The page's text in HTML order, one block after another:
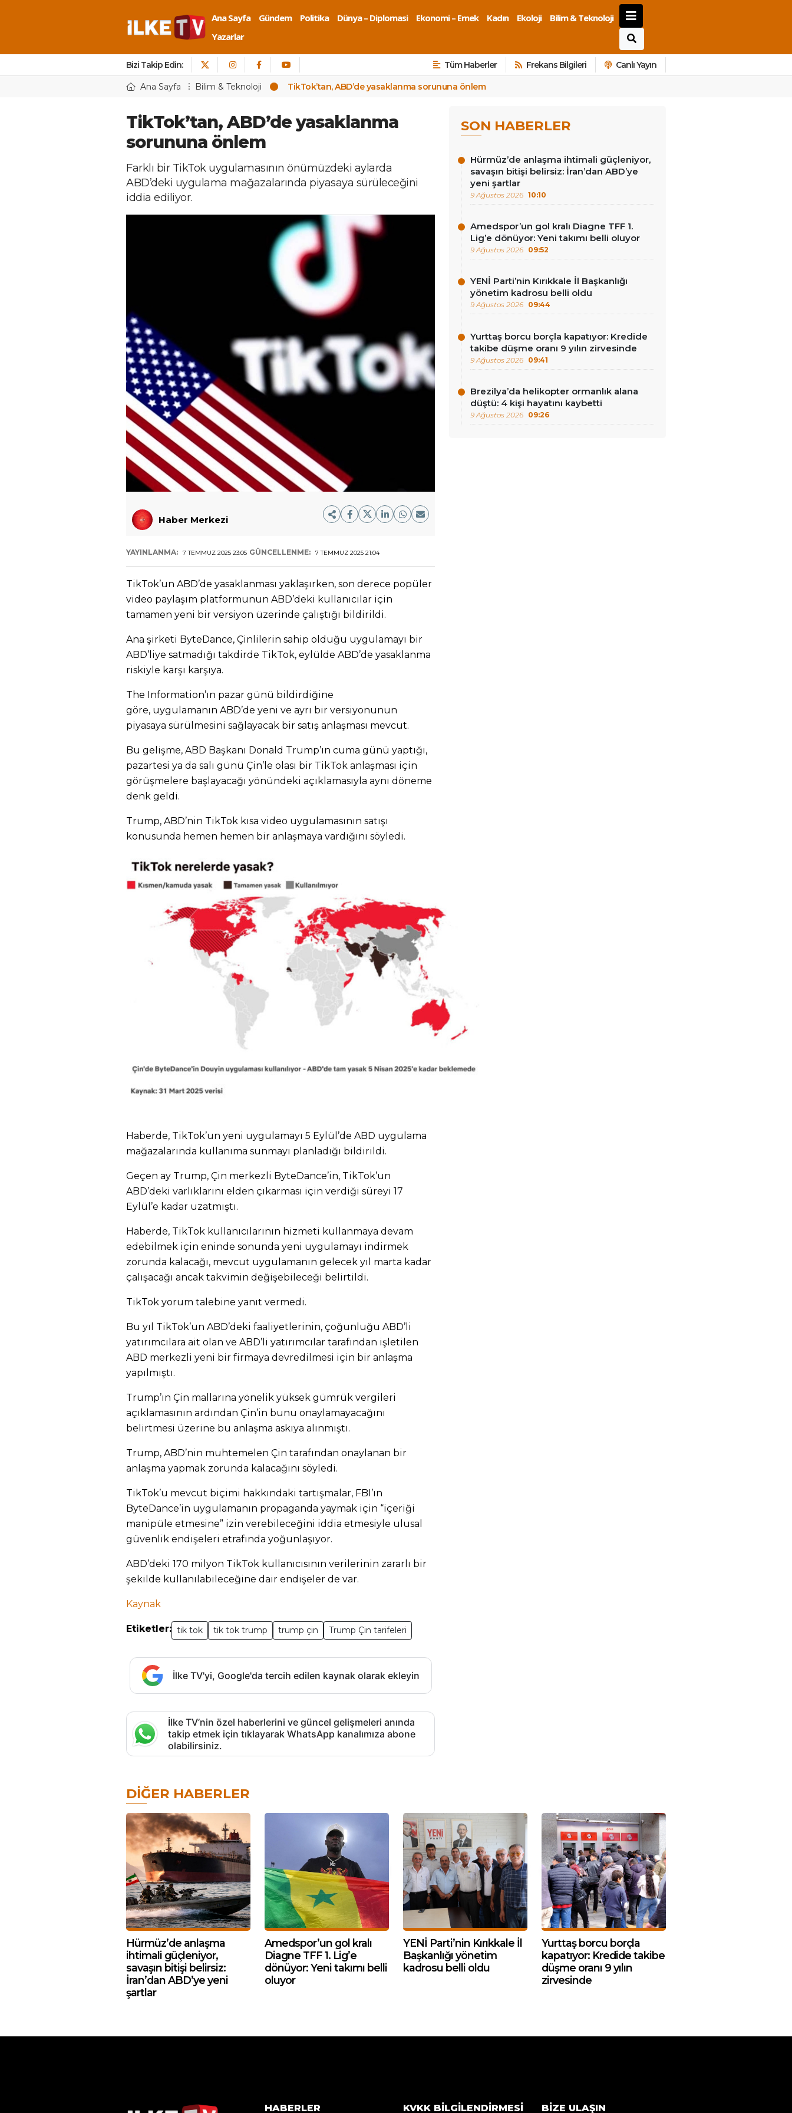
Ana Sayfa Gündem Politika Dünya – Diplomasi Ekonomi – Emek Kadın Ekoloji
Bilim & Teknoloji
Yazarlar
Bizi Takip Edin: Tüm Haberler Frekans Bilgileri Canlı Yayın
Ana Sayfa Bilim & Teknoloji TikTok’tan, ABD’de yasaklanma sorununa önlem
TikTok’tan, ABD’de yasaklanma
sorununa önlem
Farklı bir TikTok uygulamasının önümüzdeki aylarda
ABD’deki uygulama mağazalarında piyasaya sürüleceğini
iddia ediliyor.
Haber Merkezi
YAYINLANMA: 7 TEMMUZ 2025 23:05 GÜNCELLENME: 7 TEMMUZ 2025 21:04
TikTok’un ABD’de yasaklanması yaklaşırken, son derece popüler
video paylaşım platformunun ABD’deki kullanıcılar için
tamamen yeni bir versiyon üzerinde çalıştığı bildirildi.
Ana şirketi ByteDance, Çinlilerin sahip olduğu uygulamayı bir
ABD’liye satmadığı takdirde TikTok, eylülde ABD’de yasaklanma
riskiyle karşı karşıya.
The Information’ın pazar günü bildirdiğine
göre, uygulamanın ABD’de yeni ve ayrı bir versiyonunun
piyasaya sürülmesini sağlayacak bir satış anlaşması mevcut.
Bu gelişme, ABD Başkanı Donald Trump’ın cuma günü yaptığı,
pazartesi ya da salı günü Çin’le olası bir TikTok anlaşması için
görüşmelere başlayacağı yönündeki açıklamasıyla aynı döneme
denk geldi.
Trump, ABD’nin TikTok kısa video uygulamasının satışı
konusunda hemen hemen bir anlaşmaya vardığını söyledi.
Haberde, TikTok’un yeni uygulamayı 5 Eylül’de ABD uygulama
mağazalarında kullanıma sunmayı planladığı bildirildi.
Geçen ay Trump, Çin merkezli ByteDance’in, TikTok’un
ABD’deki varlıklarını elden çıkarması için verdiği süreyi 17
Eylül’e kadar uzatmıştı.
Haberde, TikTok kullanıcılarının hizmeti kullanmaya devam
edebilmek için eninde sonunda yeni uygulamayı indirmek
zorunda kalacağı, mevcut uygulamanın gelecek yıl marta kadar
çalışacağı ancak takvimin değişebileceği belirtildi.
TikTok yorum talebine yanıt vermedi.
Bu yıl TikTok’un ABD’deki faaliyetlerinin, çoğunluğu ABD’li
yatırımcılara ait olan ve ABD’li yatırımcılar tarafından işletilen
ABD merkezli yeni bir firmaya devredilmesi için bir anlaşma
yapılmıştı.
Trump’ın Çin mallarına yönelik yüksek gümrük vergileri
açıklamasının ardından Çin’in bunu onaylamayacağını
belirtmesi üzerine bu anlaşma askıya alınmıştı.
Trump, ABD’nin muhtemelen Çin tarafından onaylanan bir
anlaşma yapmak zorunda kalacağını söyledi.
TikTok’u mevcut biçimi hakkındaki tartışmalar, FBI’ın
ByteDance’in uygulamanın propaganda yaymak için “içeriği
manipüle etmesine” izin verebileceğini iddia etmesiyle ulusal
güvenlik endişeleri etrafında yoğunlaşıyor.
ABD’deki 170 milyon TikTok kullanıcısının verilerinin zararlı bir
şekilde kullanılabileceğine dair endişeler de var.
Kaynak
Etiketler: tik tok tik tok trump trump çin Trump Çin tarifeleri
İlke TV'yi, Google'da tercih edilen kaynak olarak ekleyin
İlke TV’nin özel haberlerini ve güncel gelişmeleri anında
takip etmek için tıklayarak WhatsApp kanalımıza abone
olabilirsiniz.
SON HABERLER
Hürmüz’de anlaşma ihtimali güçleniyor,
savaşın bitişi belirsiz: İran’dan ABD’ye
yeni şartlar
9 Ağustos 2026 10:10
Amedspor’un gol kralı Diagne TFF 1.
Lig’e dönüyor: Yeni takımı belli oluyor
9 Ağustos 2026 09:52
YENİ Parti’nin Kırıkkale İl Başkanlığı
yönetim kadrosu belli oldu
9 Ağustos 2026 09:44
Yurttaş borcu borçla kapatıyor: Kredide
takibe düşme oranı 9 yılın zirvesinde
9 Ağustos 2026 09:41
Brezilya’da helikopter ormanlık alana
düştü: 4 kişi hayatını kaybetti
9 Ağustos 2026 09:26
DIĞER HABERLER
Hürmüz’de anlaşma
ihtimali güçleniyor,
savaşın bitişi belirsiz:
İran’dan ABD’ye yeni
şartlar
Amedspor’un gol kralı
Diagne TFF 1. Lig’e
dönüyor: Yeni takımı belli
oluyor
YENİ Parti’nin Kırıkkale İl
Başkanlığı yönetim
kadrosu belli oldu
Yurttaş borcu borçla
kapatıyor: Kredide takibe
düşme oranı 9 yılın
zirvesinde
HABERLER KVKK BILGILENDIRMESI BIZE ULAŞIN